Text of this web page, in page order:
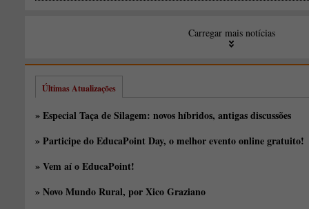
Carregar mais notícias
Últimas Atualizações
» Especial Taça de Silagem: novos híbridos, antigas discussões
» Participe do EducaPoint Day, o melhor evento online gratuito!
» Vem aí o EducaPoint!
» Novo Mundo Rural, por Xico Graziano